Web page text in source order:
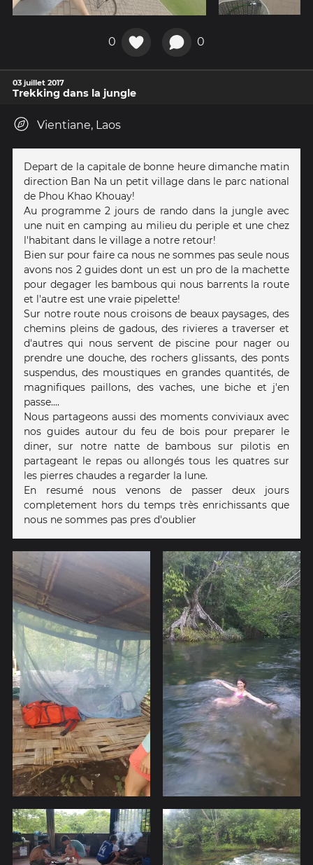
0 0
03 juillet 2017
Trekking dans la jungle
Vientiane, Laos
Depart de la capitale de bonne heure dimanche matin
direction Ban Na un petit village dans le parc national
de Phou Khao Khouay!
Au programme 2 jours de rando dans la jungle avec
une nuit en camping au milieu du periple et une chez
l'habitant dans le village a notre retour!
Bien sur pour faire ca nous ne sommes pas seule nous
avons nos 2 guides dont un est un pro de la machette
pour degager les bambous qui nous barrents la route
et l'autre est une vraie pipelette!
Sur notre route nous croisons de beaux paysages, des
chemins pleins de gadous, des rivieres a traverser et
d'autres qui nous servent de piscine pour nager ou
prendre une douche, des rochers glissants, des ponts
suspendus, des moustiques en grandes quantités, de
magnifiques paillons, des vaches, une biche et j'en
passe....
Nous partageons aussi des moments conviviaux avec
nos guides autour du feu de bois pour preparer le
diner, sur notre natte de bambous sur pilotis en
partageant le repas ou allongés tous les quatres sur
les pierres chaudes a regarder la lune.
En resumé nous venons de passer deux jours
completement hors du temps très enrichissants que
nous ne sommes pas pres d'oublier